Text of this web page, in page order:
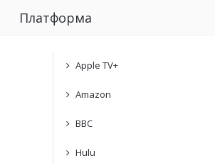
Платформа
Apple TV+
Amazon
BBC
Hulu